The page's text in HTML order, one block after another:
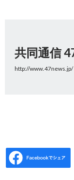
共同通信
http://www.47news.jp/